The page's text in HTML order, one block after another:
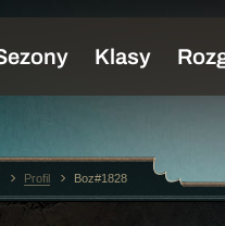
Profil Boz#1828